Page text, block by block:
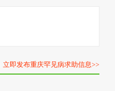
立即发布重庆罕见病求助信息>>